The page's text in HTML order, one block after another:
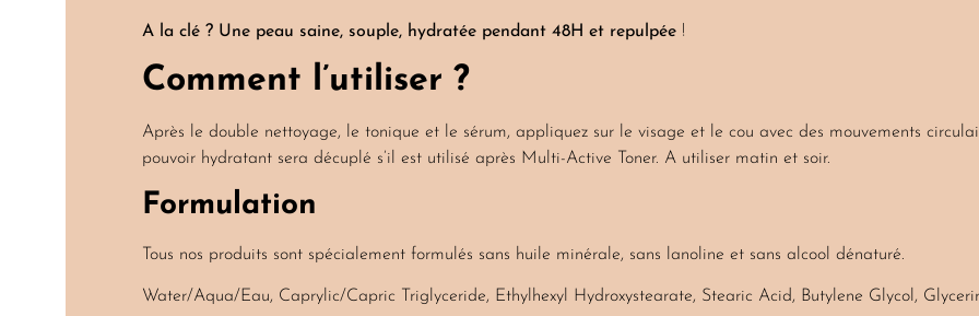
A la clé ? Une peau saine, souple, hydratée pendant 48H et repulpée !
Comment l’utiliser ?
Après le double nettoyage, le tonique et le sérum, appliquez sur le visage et le cou avec des mouvements
pouvoir hydratant sera décuplé s’il est utilisé après Multi-Active Toner. A utiliser matin et soir.
Formulation
Tous nos produits sont spécialement formulés sans huile minérale, sans lanoline et sans alcool dénaturé.
Water/Aqua/Eau, Caprylic/Capric Triglyceride, Ethylhexyl Hydroxystearate, Stearic Acid, Butylene Glycol,